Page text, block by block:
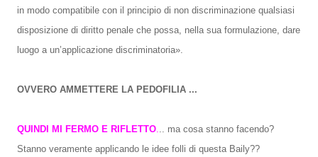
in modo compatibile con il principio di non discriminazione qualsiasi
disposizione di diritto penale che possa, nella sua formulazione, dare
luogo a un’applicazione discriminatoria».
OVVERO AMMETTERE LA PEDOFILIA ...
QUINDI MI FERMO E RIFLETTO
.. ma cosa stanno facendo?
Stanno veramente applicando le idee folli di questa Baily??